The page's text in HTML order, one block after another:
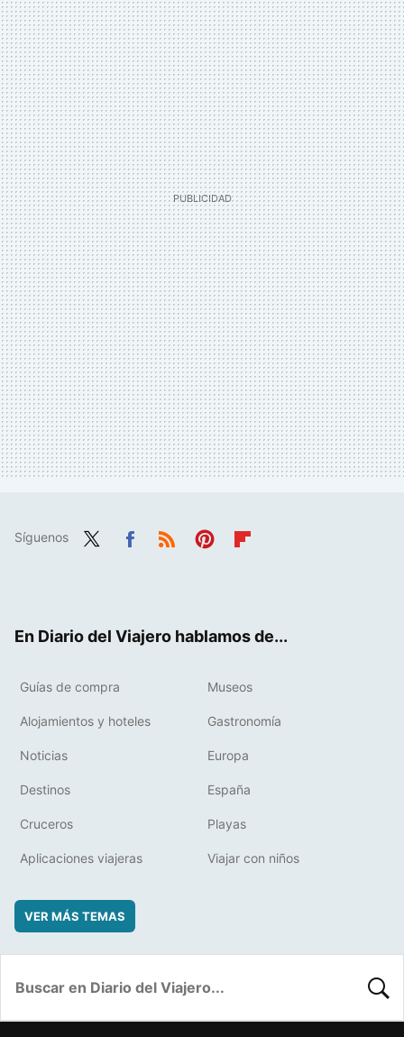
Síguenos
En Diario del Viajero hablamos de...
Guías de compra Museos
Alojamientos y hoteles Gastronomía
Noticias Europa
Destinos España
Cruceros Playas
Aplicaciones viajeras Viajar con niños
VER MÁS TEMAS